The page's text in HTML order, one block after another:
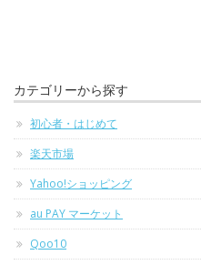
カテゴリーから探す
初心者・はじめて
楽天市場
Yahoo!ショッピング
au PAY マーケット
Qoo10